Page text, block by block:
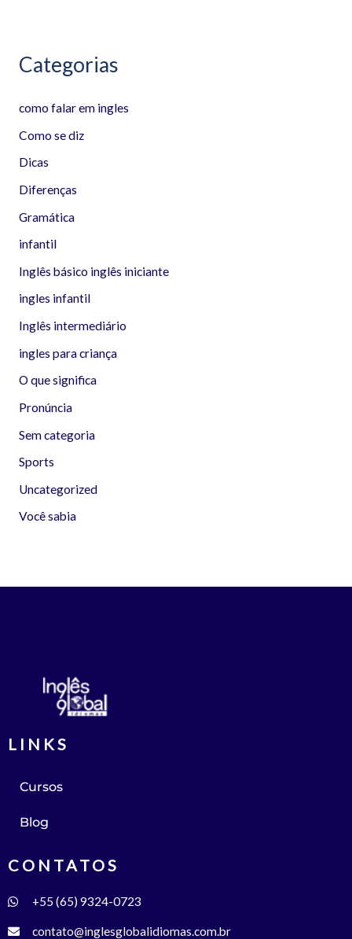
Categorias
como falar em ingles
Como se diz
Dicas
Diferenças
Gramática
infantil
Inglês básico inglês iniciante
ingles infantil
Inglês intermediário
ingles para criança
O que significa
Pronúncia
Sem categoria
Sports
Uncategorized
Você sabia
LINKS
Cursos
Blog
CONTATOS
+55 (65) 9324-0723
contato@inglesglobalidiomas.com.br